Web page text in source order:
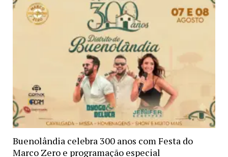
Buenolândia celebra 300 anos com Festa do
Marco Zero e programação especial